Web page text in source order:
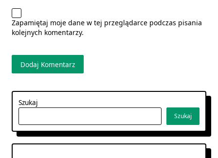
Zapamiętaj moje dane w tej przeglądarce podczas pisania
kolejnych komentarzy.
Szukaj
Szukaj